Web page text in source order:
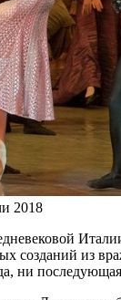
2018
созданий из
ни